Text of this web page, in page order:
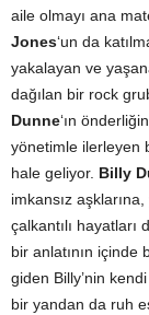
aile olmayı ana
Jones‘un da
yakalayan ve
dağılan bir rock
Dunne‘ın
yönetimle ilerleyen
hale geliyor. Billy
imkansız
çalkantılı
bir anlatının
giden Billy’nin
bir yandan da ruh